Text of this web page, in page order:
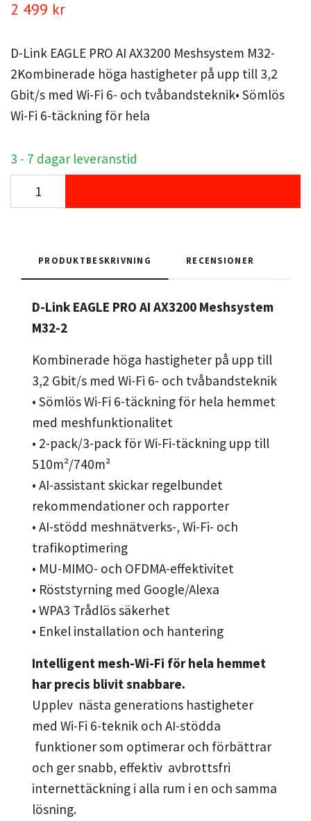
2 499 kr
D-Link EAGLE PRO AI AX3200 Meshsystem M32-
2Kombinerade höga hastigheter på upp till 3,2
Gbit/s med Wi-Fi 6- och tvåbandsteknik• Sömlös
Wi-Fi 6-täckning för hela
3 - 7 dagar leveranstid
PRODUKTBESKRIVNING RECENSIONER
D-Link EAGLE PRO AI AX3200 Meshsystem
M32-2
Kombinerade höga hastigheter på upp till
3,2 Gbit/s med Wi-Fi 6- och tvåbandsteknik
• Sömlös Wi-Fi 6-täckning för hela hemmet
med meshfunktionalitet
• 2-pack/3-pack för Wi-Fi-täckning upp till
510m²/740m²
• AI-assistant skickar regelbundet
rekommendationer och rapporter
• AI-stödd meshnätverks-, Wi-Fi- och
trafikoptimering
• MU-MIMO- och OFDMA-effektivitet
• Röststyrning med Google/Alexa
• WPA3 Trådlös säkerhet
• Enkel installation och hantering
Intelligent mesh-Wi-Fi för hela hemmet
har precis blivit snabbare.
Upplev nästa generations hastigheter
med Wi-Fi 6-teknik och AI-stödda
funktioner som optimerar och förbättrar
och ger snabb, effektiv avbrottsfri
internettäckning i alla rum i en och samma
lösning.